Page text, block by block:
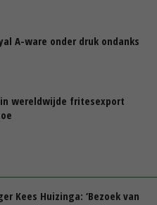
A-ware onder druk ondanks
wereldwijde fritesexport
Kees Huizinga: ‘Bezoek van